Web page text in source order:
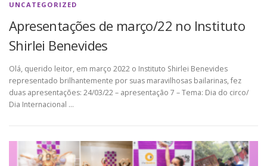
UNCATEGORIZED
Apresentações de março/22 no Instituto
Shirlei Benevides
Olá, querido leitor, em março 2022 o Instituto Shirlei Benevides
representado brilhantemente por suas maravilhosas bailarinas, fez
duas apresentações: 24/03/22 – apresentação 7 – Tema: Dia do circo/
Dia Internacional …